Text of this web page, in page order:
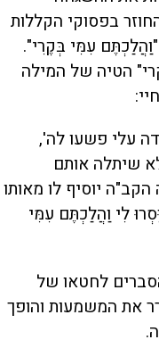
בפסוקי הקללות
עִמִּי בְּקֶרִי".
הטיה של המילה
עלי פשעו לה',
שיתלה אותם
יוסיף לו מאותו
לִי וַהֲלַכְתֶּם עִמִּי
לחטאו של
את המשמעות והופך